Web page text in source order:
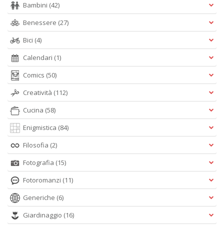
Bambini (42)
Benessere (27)
Bici (4)
Calendari (1)
Comics (50)
Creatività (112)
Cucina (58)
Enigmistica (84)
Filosofia (2)
Fotografia (15)
Fotoromanzi (11)
Generiche (6)
Giardinaggio (16)